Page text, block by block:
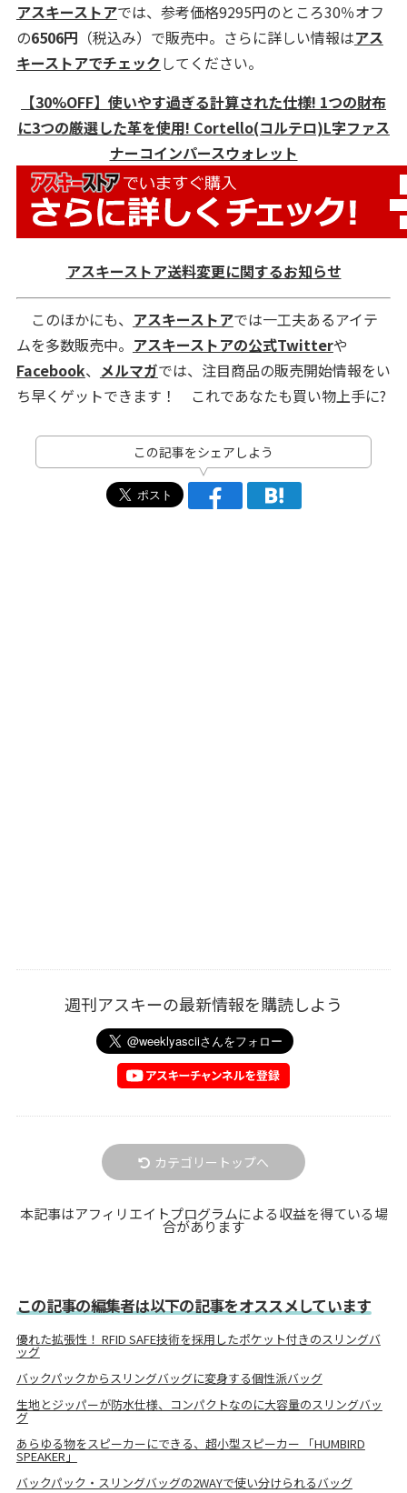
アスキーストアでは、参考価格9295円のところ30％オフ
の6506円 （税込み）で販売中。さらに詳しい情報はアス
キーストアでチェックしてください。
【30%OFF】使いやす過ぎる計算された仕様! 1つの財布
に3つの厳選した⾰を使⽤! Cortello(コルテロ)L字ファス
ナーコインパースウォレット
アスキーストア送料変更に関するお知らせ
このほかにも、 アスキーストアでは一工夫あるアイテ
ムを多数販売中。 アスキーストアの公式Twitterや
Facebook、 メルマガでは、注目商品の販売開始情報をい
ち早くゲットできます！ これであなたも買い物上手に?
この記事をシェアしよう
週刊アスキーの最新情報を購読しよう
カテゴリートップへ
本記事はアフィリエイトプログラムによる収益を得ている場
合があります
この記事の編集者は以下の記事をオススメしています
優れた拡張性！ RFID SAFE技術を採用したポケット付きのスリングバ
ッグ
バックパックからスリングバッグに変身する個性派バッグ
生地とジッパーが防水仕様、コンパクトなのに大容量のスリングバッ
グ
あらゆる物をスピーカーにできる、超小型スピーカー 「HUMBIRD
SPEAKER」
バックパック・スリングバッグの2WAYで使い分けられるバッグ